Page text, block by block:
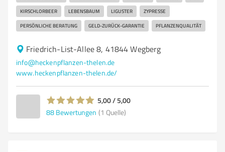
KIRSCHLORBEER LEBENSBAUM LIGUSTER ZYPRESSE
PERSÖNLICHE BERATUNG GELD-ZURÜCK-GARANTIE PFLANZENQUALITÄT
Friedrich-List-Allee 8, 41844 Wegberg
info@heckenpflanzen-thelen.de
www.heckenpflanzen-thelen.de/
5,00 / 5,00
88 Bewertungen (1 Quelle)